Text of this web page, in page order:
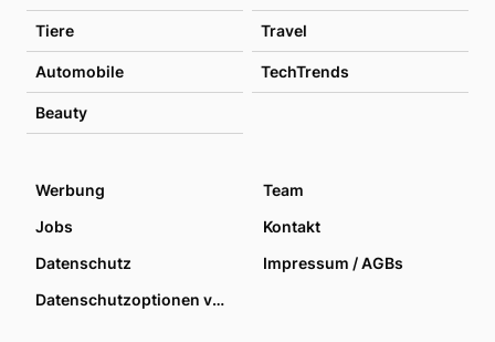
Tiere Travel
Automobile TechTrends
Beauty
Werbung
Team
Jobs
Kontakt
Datenschutz
Impressum / AGBs
Datenschutzoptionen verwalten